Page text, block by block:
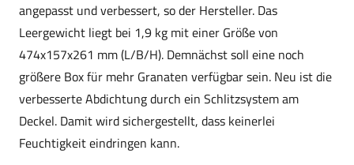
angepasst und verbessert, so der Hersteller. Das
Leergewicht liegt bei 1,9 kg mit einer Größe von
474x157x261 mm (L/B/H). Demnächst soll eine noch
größere Box für mehr Granaten verfügbar sein. Neu ist die
verbesserte Abdichtung durch ein Schlitzsystem am
Deckel. Damit wird sichergestellt, dass keinerlei
Feuchtigkeit eindringen kann.